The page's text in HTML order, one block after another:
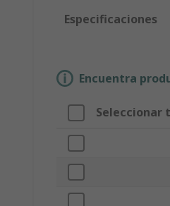
Especificaciones
Encuentra
Seleccionar